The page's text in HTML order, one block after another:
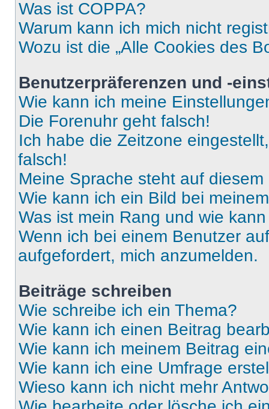
Was ist COPPA?
Warum kann ich mich nicht
Wozu ist die „Alle Cookies des
Benutzerpräferenzen und -
Wie kann ich meine
Die Forenuhr geht falsch!
Ich habe die Zeitzone
falsch!
Meine Sprache steht auf
Wie kann ich ein Bild bei
Was ist mein Rang und wie
Wenn ich bei einem Benutzer
aufgefordert, mich anzumelden.
Beiträge schreiben
Wie schreibe ich ein Thema?
Wie kann ich einen Beitrag
Wie kann ich meinem Beitrag
Wie kann ich eine Umfrage
Wieso kann ich nicht mehr